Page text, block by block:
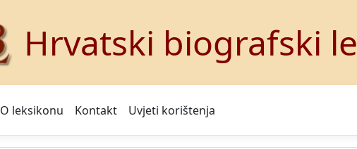
Hrvatski biografski
O leksikonu Kontakt Uvjeti korištenja